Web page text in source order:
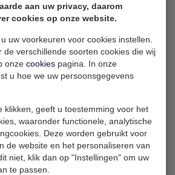
speciaal ontworpen om
aan de eisen van moderne
een aantal voordelen die uw
45 voet bieden onze
meer ruimte dan
Dit betekent meer laadruimte
en een betere optimalisatie van
aan uw privacy, daarom
cookies op onze website.
uw voorkeuren voor cookies instellen.
de verschillende soorten cookies die wij
onze cookies pagina. In onze
u hoe we uw persoonsgegevens
klikken, geeft u toestemming voor het
waaronder functionele, analytische
Deze worden gebruikt voor
de website en het personaliseren van
niet, klik dan op "Instellingen" om uw
te passen.